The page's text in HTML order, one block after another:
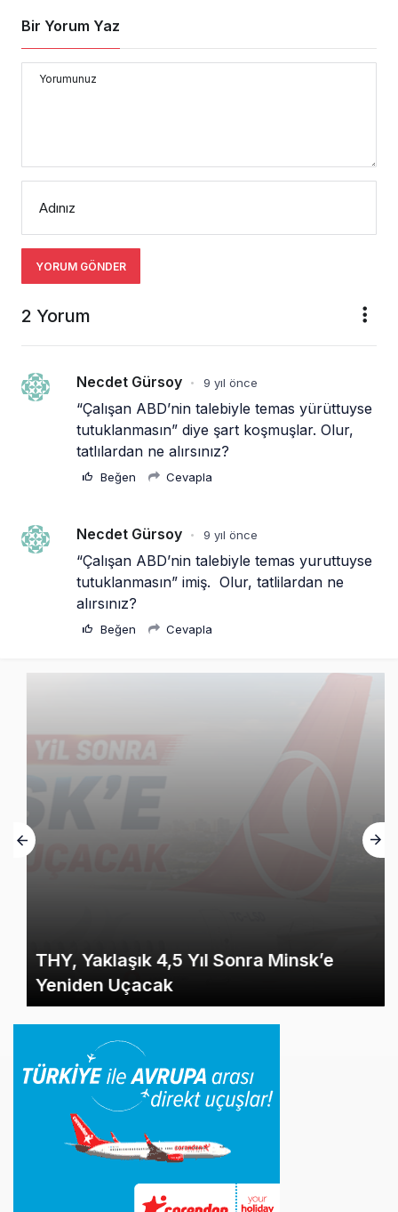
Bir Yorum Yaz
Yorumunuz
Adınız
YORUM GÖNDER
2 Yorum
Necdet Gürsoy • 9 yıl önce
“Çalışan ABD’nin talebiyle temas yürüttuyse
tutuklanmasın” diye şart koşmuşlar. Olur,
tatlılardan ne alırsınız?
Beğen Cevapla
Necdet Gürsoy • 9 yıl önce
“Çalışan ABD’nin talebiyle temas yuruttuyse
tutuklanmasın” imiş.  Olur, tatlilardan ne
alırsınız?
Beğen Cevapla
THY, Yaklaşık 4,5 Yıl Sonra Minsk’e
Yeniden Uçacak